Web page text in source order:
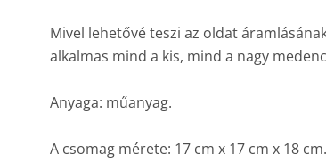
Mivel lehetővé teszi az oldat
alkalmas mind a kis, mind a nagy
Anyaga: műanyag.
A csomag mérete: 17 cm x 17 cm x 18 cm.